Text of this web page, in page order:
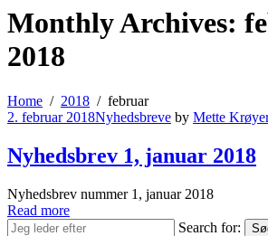
Monthly Archives:
2018
Home 2018
februar
2. februar 2018Nyhedsbreve by Mette
Nyhedsbrev 1, januar 2018
Nyhedsbrev nummer 1, januar 2018
Read more
Search for: